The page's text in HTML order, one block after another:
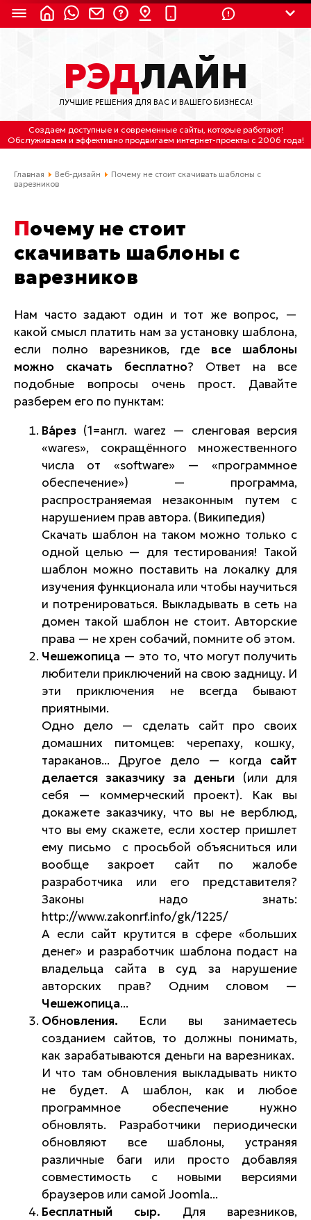
8 (800) 550-9899 (с 2:30 до 11:30 по
Мск)
Бесплатно по России
(4212) 658-653
(4212) 637-673
Отдельный вход \ Левый торец здания
Пн-пт. с 9:30 до 18:30 (по Хбк)
info@lred.ru
РЭДЛАЙН
ЛУЧШИЕ РЕШЕНИЯ ДЛЯ ВАС И ВАШЕГО БИЗНЕСА!
Создаем доступные и современные сайты, которые работают!
Обслуживаем и эффективно продвигаем интернет-проекты с 2006 года!
Главная Веб-дизайн
Почему не стоит скачивать шаблоны с
варезников
Почему не стоит
скачивать шаблоны с
варезников
Нам часто задают один и тот же вопрос, —
какой смысл платить нам за установку шаблона,
если полно варезников, где все шаблоны
можно скачать бесплатно? Ответ на все
подобные вопросы очень прост. Давайте
разберем его по пунктам:
Ва́рез (1=англ. warez — сленговая версия
«wares», сокращённого множественного
числа от «software» — «программное
обеспечение») — программа,
распространяемая незаконным путем с
нарушением прав автора. (Википедия)
Скачать шаблон на таком можно только с
одной целью — для тестирования! Такой
шаблон можно поставить на локалку для
изучения функционала или чтобы научиться
и потренироваться. Выкладывать в сеть на
домен такой шаблон не стоит. Авторские
права — не хрен собачий, помните об этом.
Чешежопица — это то, что могут получить
любители приключений на свою задницу. И
эти приключения не всегда бывают
приятными.
Одно дело — сделать сайт про своих
домашних питомцев: черепаху, кошку,
тараканов... Другое дело — когда сайт
делается заказчику за деньги (или для
себя — коммерческий проект). Как вы
докажете заказчику, что вы не верблюд,
что вы ему скажете, если хостер пришлет
ему письмо с просьбой объясниться или
вообще закроет сайт по жалобе
разработчика или его представителя?
Законы надо знать:
http://www.zakonrf.info/gk/1225/
А если сайт крутится в сфере «больших
денег» и разработчик шаблона подаст на
владельца сайта в суд за нарушение
авторских прав? Одним словом —
Чешежопица...
Обновления. Если вы занимаетесь
созданием сайтов, то должны понимать,
как зарабатываются деньги на варезниках.
И что там обновления выкладывать никто
не будет. А шаблон, как и любое
программное обеспечение нужно
обновлять. Разработчики периодически
обновляют все шаблоны, устраняя
различные баги или просто добавляя
совместимость с новыми версиями
браузеров или самой Joomla...
Бесплатный сыр. Для варезников,